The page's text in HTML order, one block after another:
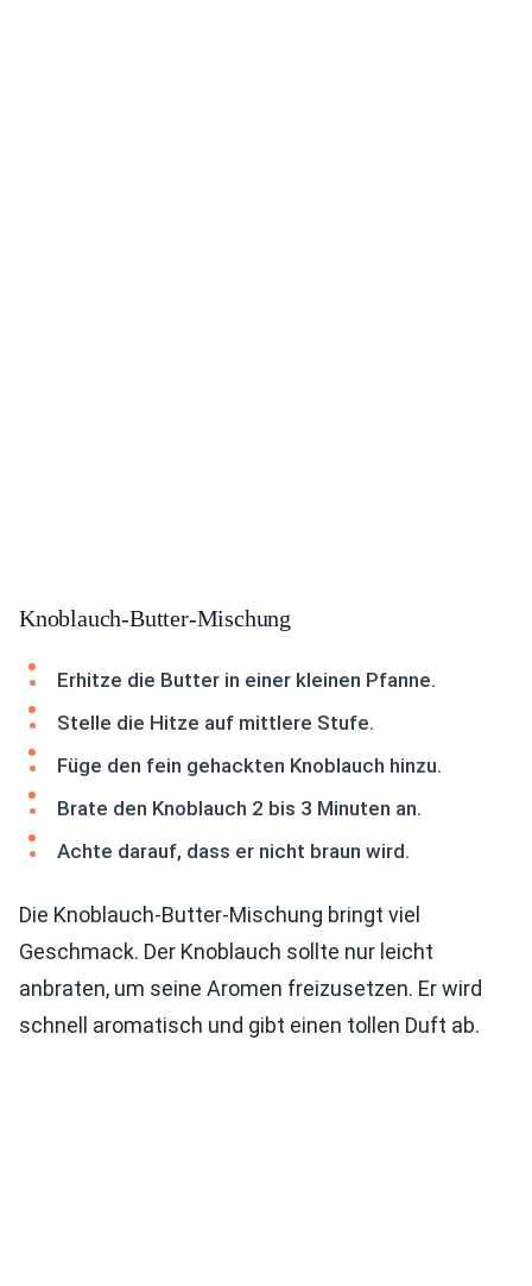
Knoblauch-Butter-Mischung
Erhitze die Butter in einer kleinen Pfanne.
Stelle die Hitze auf mittlere Stufe.
Füge den fein gehackten Knoblauch hinzu.
Brate den Knoblauch 2 bis 3 Minuten an.
Achte darauf, dass er nicht braun wird.
Die Knoblauch-Butter-Mischung bringt viel
Geschmack. Der Knoblauch sollte nur leicht
anbraten, um seine Aromen freizusetzen. Er wird
schnell aromatisch und gibt einen tollen Duft ab.